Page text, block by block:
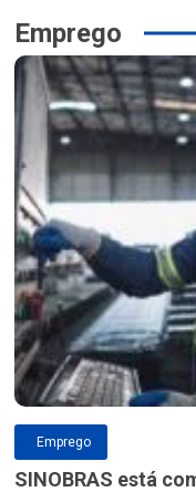
Emprego
Emprego
SINOBRAS está